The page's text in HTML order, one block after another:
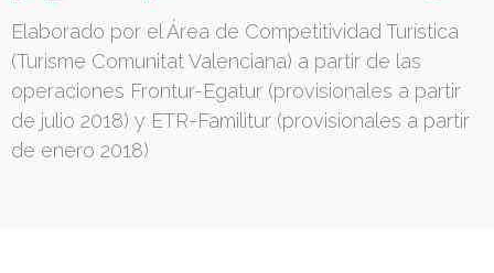
Elaborado por el Área de Competitividad Turística
(Turisme Comunitat Valenciana) a partir de las
operaciones Frontur-Egatur (provisionales a partir
de julio 2018) y ETR-Familitur (provisionales a partir
de enero 2018)